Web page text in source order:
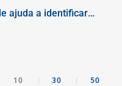
ajuda a identificar
10 30 50